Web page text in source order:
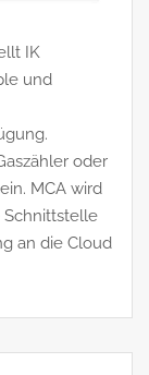
IK
und
oder
MCA wird
Schnittstelle
an die Cloud